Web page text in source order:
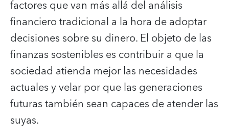
factores que van más allá del análisis
financiero tradicional a la hora de adoptar
decisiones sobre su dinero. El objeto de las
finanzas sostenibles es contribuir a que la
sociedad atienda mejor las necesidades
actuales y velar por que las generaciones
futuras también sean capaces de atender las
suyas.